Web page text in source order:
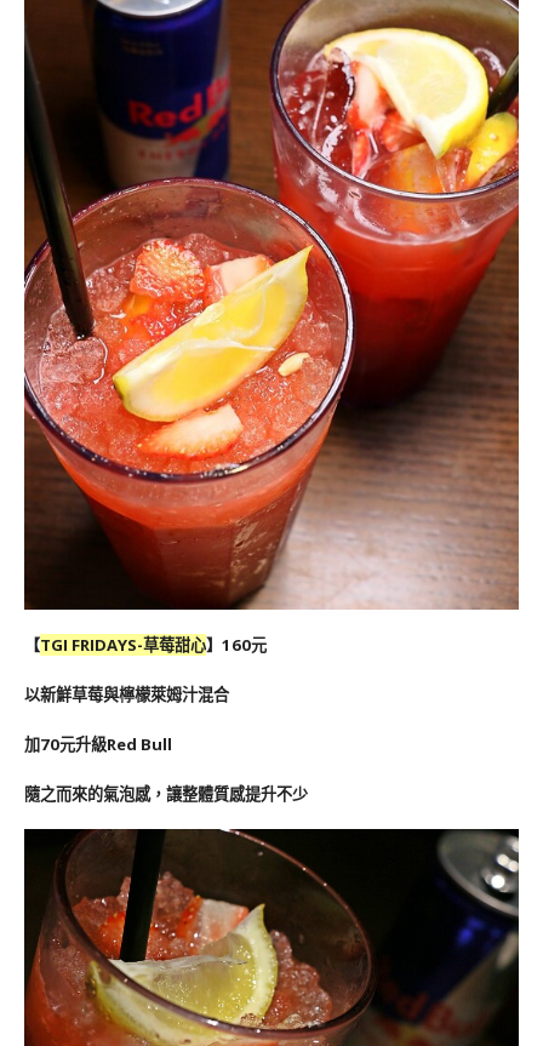
【TGI FRIDAYS-草莓甜心】160元
以新鮮草莓與檸檬萊姆汁混合
加70元升級Red Bull
隨之而來的氣泡感，讓整體質感提升不少